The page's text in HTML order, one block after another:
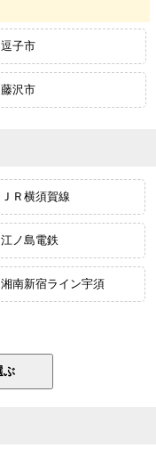
逗子市
藤沢市
ＪＲ横須賀線
江ノ島電鉄
湘南新宿ライン宇須